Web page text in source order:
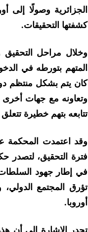
الجزائرية وصولًا إلى
كشفتها التحقيقات.
وخلال مراحل التحقيق
كان يتم بشكل منتظم
وتعاونه مع جهات
تتابعه بتهم خطيرة تتعلق
وقد اعتمدت المحكمة
فترة التحقيق، لتصدر
في إطار جهود
تؤرق المجتمع
أوروبا.
تجدر الإشارة إلى أن